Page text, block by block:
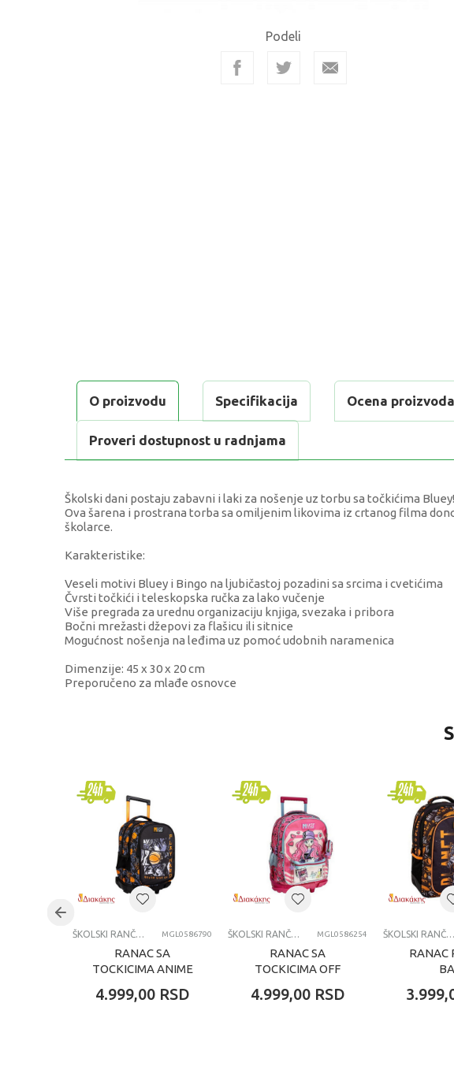
Podeli
O proizvodu Specifikacija Ocena proizvoda
Proveri dostupnost u radnjama
Školski dani postaju zabavni i laki za nošenje uz torbu sa točkićima Bluey!
Ova šarena i prostrana torba sa omiljenim likovima iz crtanog filma
školarce.
Karakteristike:
Veseli motivi Bluey i Bingo na ljubičastoj pozadini sa srcima i cvetićima
Čvrsti točkići i teleskopska ručka za lako vučenje
Više pregrada za urednu organizaciju knjiga, svezaka i pribora
Bočni mrežasti džepovi za flašicu ili sitnice
Mogućnost nošenja na leđima uz pomoć udobnih naramenica
Dimenzije: 45 x 30 x 20 cm
Preporučeno za mlađe osnovce
Školski
Brend Graffiti
Uzrast 7-8 godina
Kategorija SKOLSKI
ŠKOLSKI RANČEVI MGL0586790
RANAC SA
TOCKICIMA ANIME
4.999,00 RSD
ŠKOLSKI RANČEVI MGL0586254
RANAC SA
TOCKICIMA OFF
4.999,00 RSD
ŠKOLSKI RANČEVI
RANAC